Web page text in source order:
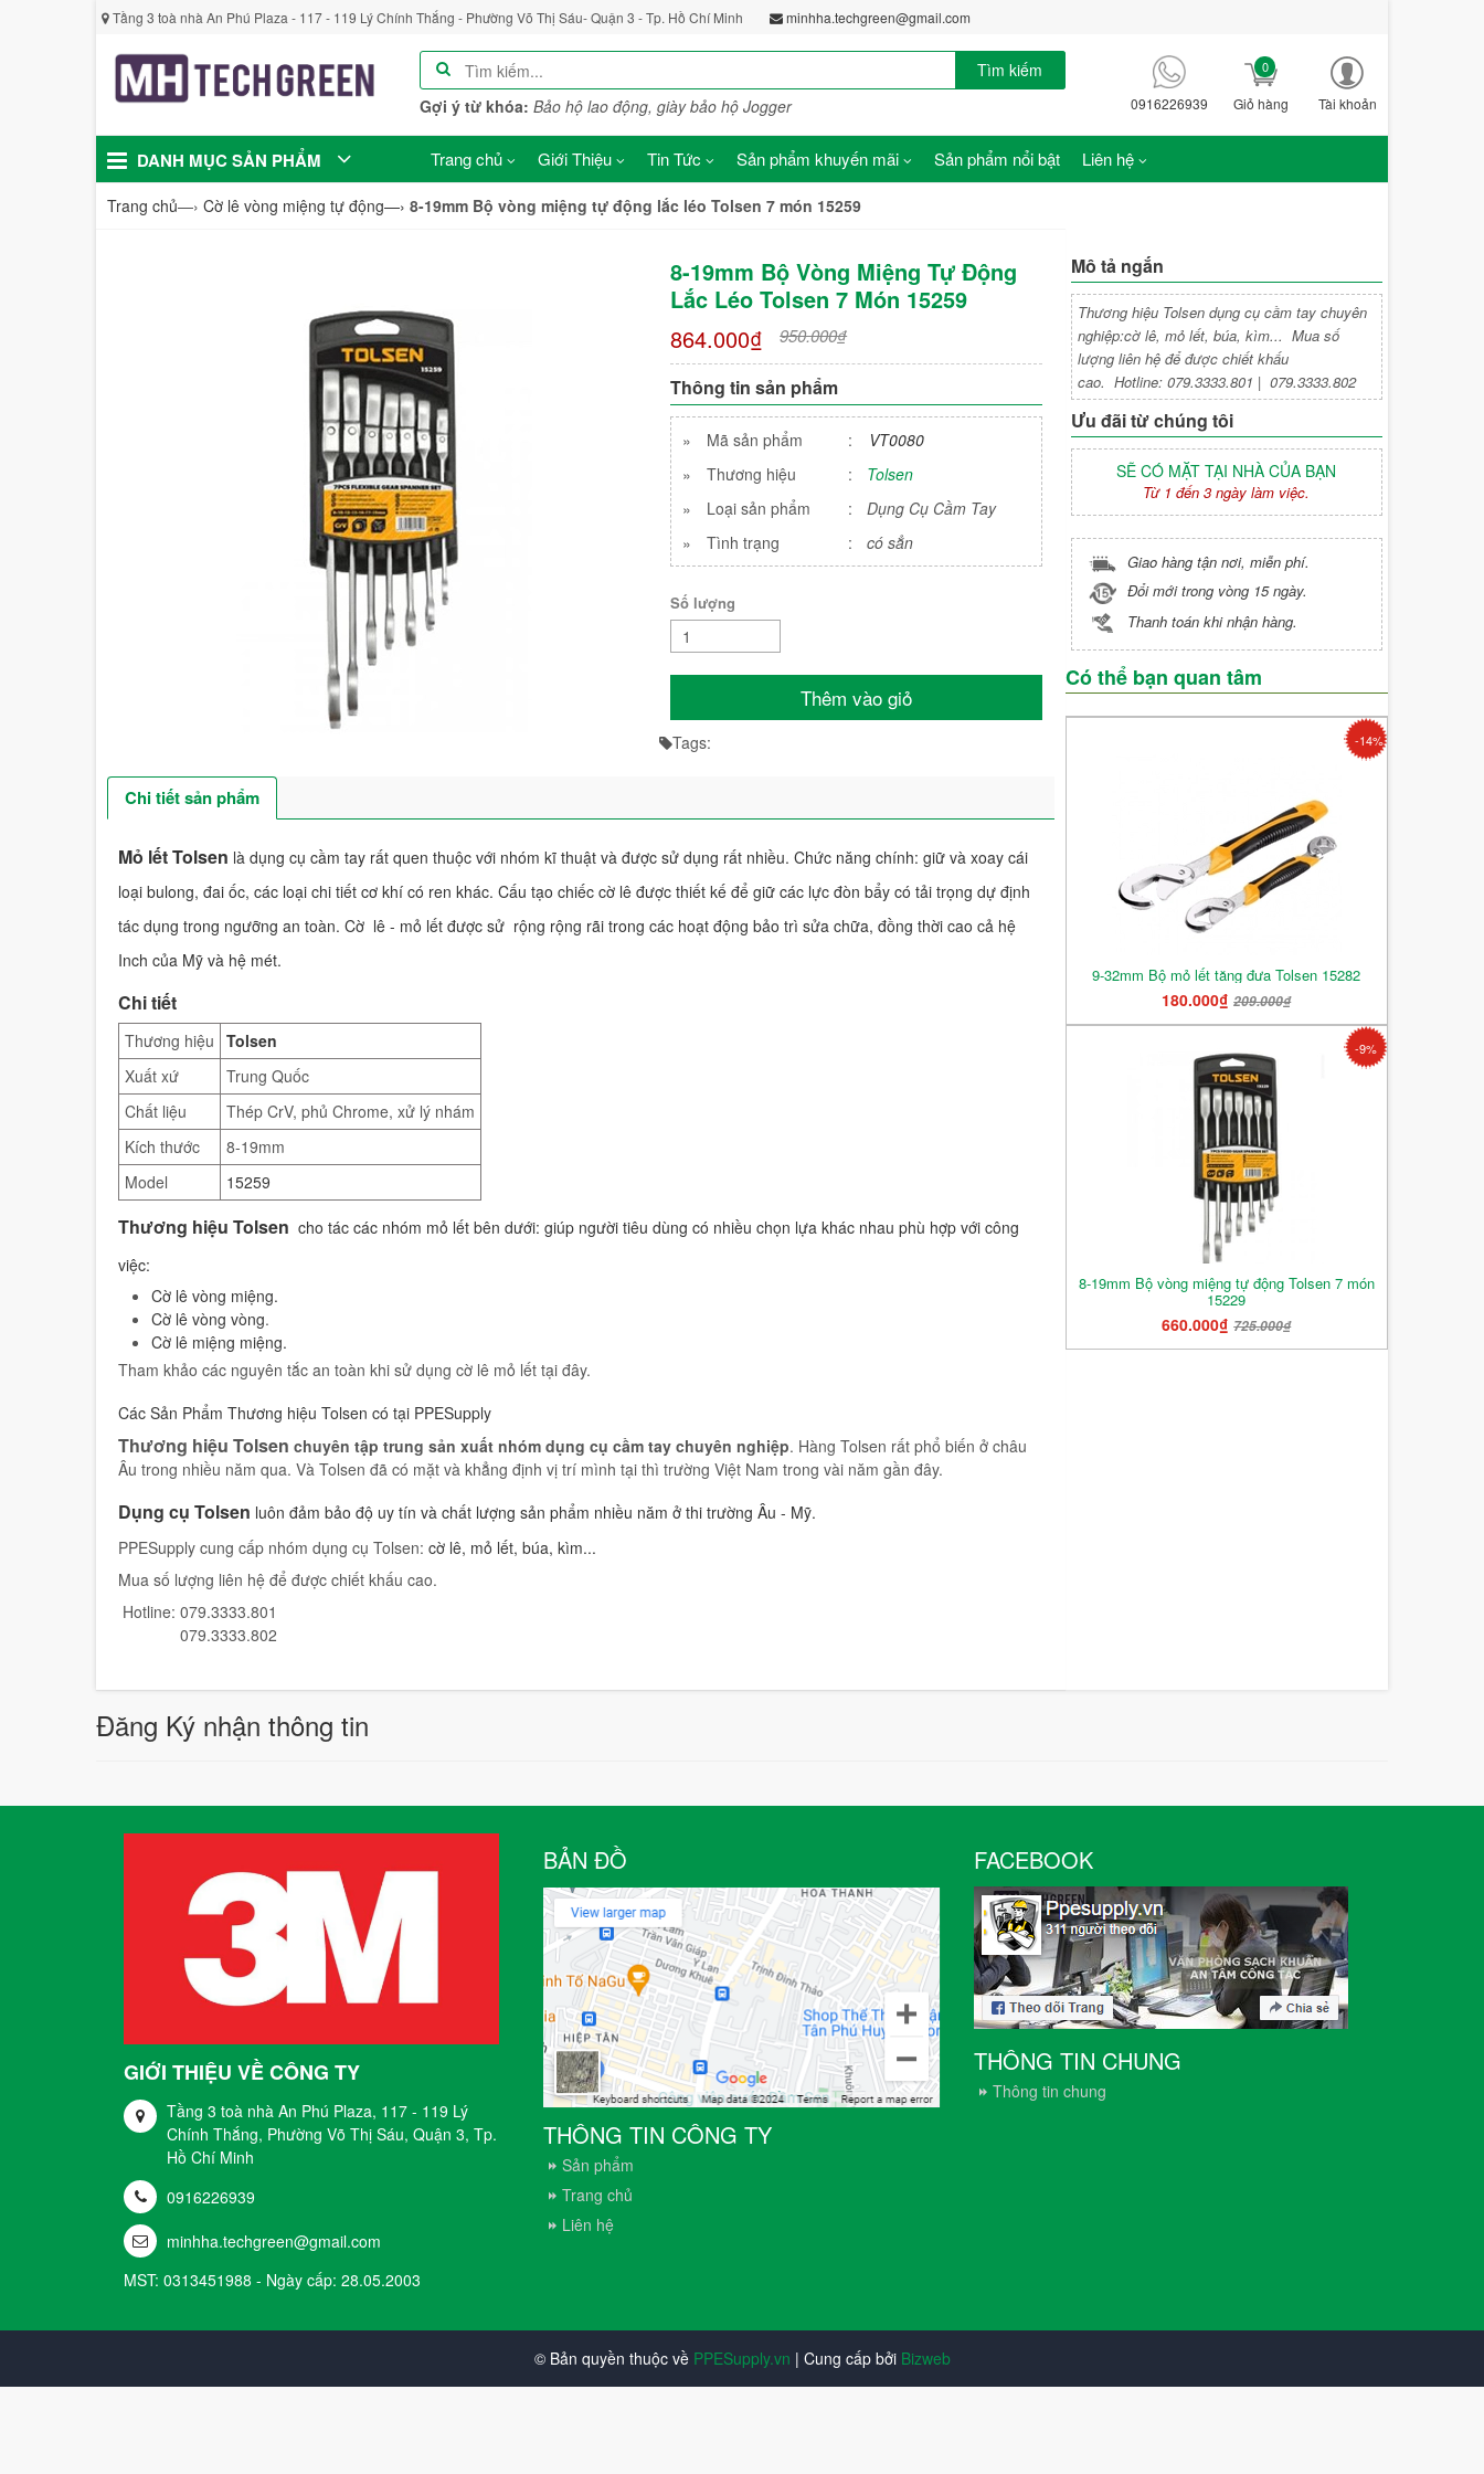
Tầng 3 toà nhà An Phú Plaza - 117 - 119 Lý Chính Thắng - Phường Võ Thị Sáu- Quận 3 - Tp. Hồ Chí Minh minhha.techgreen@gmail.com
Tìm kiếm
Gợi ý từ khóa: Bảo hộ lao động, giày bảo hộ Jogger 0916226939 Giỏ hàng
0
Tài khoản
DANH MỤC SẢN PHẨM Trang chủ Giới Thiệu Tin Tức Sản phẩm khuyến mãi Sản phẩm nổi bật Liên hệ
Trang chủ—› Cờ lê vòng miệng tự động—› 8-19mm Bộ vòng miệng tự động lắc léo Tolsen 7 món 15259
8-19mm Bộ Vòng Miệng Tự Động
Lắc Léo Tolsen 7 Món 15259
864.000₫
950.000₫
Thông tin sản phẩm
» Mã sản phẩm :
VT0080
»
Thương hiệu :
Tolsen
»
Loại sản phẩm :
Dụng Cụ Cầm Tay
»
Tình trạng : có sẳn
Số lượng
Thêm vào giỏ
Tags:
Chi tiết sản phẩm
Mỏ lết Tolsen là dụng cụ cầm tay rất quen thuộc với nhóm kĩ thuật và được sử dụng rất nhiều. Chức năng chính: giữ và xoay cái
loại bulong, đai ốc, các loại chi tiết cơ khí có ren khác. Cấu tạo chiếc cờ lê được thiết kế để giữ các lực đòn bẩy có tải trọng dự định
tác dụng trong ngưỡng an toàn. Cờ lê - mỏ lết được sử rộng rộng rãi trong các hoạt động bảo trì sửa chữa, đồng thời cao cả hệ
Inch của Mỹ và hệ mét.
Chi tiết
Thương hiệu Tolsen
Xuất xứ
Trung Quốc
Chất liệu
Thép CrV, phủ Chrome, xử lý nhám
Kích thước
8-19mm
Model
15259
Thương hiệu Tolsen cho tác các nhóm mỏ lết bên dưới: giúp người tiêu dùng có nhiều chọn lựa khác nhau phù hợp với công
việc:
Cờ lê vòng miệng.
Cờ lê vòng vòng.
Cờ lê miệng miệng.
Tham khảo các nguyên tắc an toàn khi sử dụng cờ lê mỏ lết tại đây.
Các Sản Phẩm Thương hiệu Tolsen có tại PPESupply
Thương hiệu Tolsen chuyên tập trung sản xuất nhóm dụng cụ cầm tay chuyên nghiệp. Hàng Tolsen rất phổ biến ở châu
Âu trong nhiều năm qua. Và Tolsen đã có mặt và khẳng định vị trí mình tại thì trường Việt Nam trong vài năm gần đây.
Dụng cụ Tolsen luôn đảm bảo độ uy tín và chất lượng sản phẩm nhiều năm ở thi trường Âu - Mỹ.
PPESupply cung cấp nhóm dụng cụ Tolsen: cờ lê, mỏ lết, búa, kìm...
Mua số lượng liên hệ để được chiết khấu cao.
Hotline: 079.3333.801
079.3333.802
Mô tả ngắn
Thương hiệu Tolsen dụng cụ cầm tay chuyên
nghiệp:cờ lê, mỏ lết, búa, kìm... Mua số
lượng liên hệ để được chiết khấu
cao. Hotline: 079.3333.801 | 079.3333.802
Ưu đãi từ chúng tôi
SẼ CÓ MẶT TẠI NHÀ CỦA BẠN
Từ 1 đến 3 ngày làm việc.
Giao hàng tận nơi, miễn phí.
Đổi mới trong vòng 15 ngày.
Thanh toán khi nhận hàng.
Có thể bạn quan tâm
-14%
9-32mm Bộ mỏ lết tăng đưa Tolsen 15282
180.000₫209.000₫
-9%
8-19mm Bộ vòng miệng tự động Tolsen 7 món
15229
660.000₫725.000₫
Đăng Ký nhận thông tin
GIỚI THIỆU VỀ CÔNG TY
Tầng 3 toà nhà An Phú Plaza, 117 - 119 Lý
Chính Thắng, Phường Võ Thị Sáu, Quận 3, Tp.
Hồ Chí Minh
0916226939
minhha.techgreen@gmail.com
MST: 0313451988 - Ngày cấp: 28.05.2003
BẢN ĐỒ
THÔNG TIN CÔNG TY
Sản phẩm
Trang chủ
Liên hệ
FACEBOOK
THÔNG TIN CHUNG
Thông tin chung
© Bản quyền thuộc về PPESupply.vn | Cung cấp bởi Bizweb